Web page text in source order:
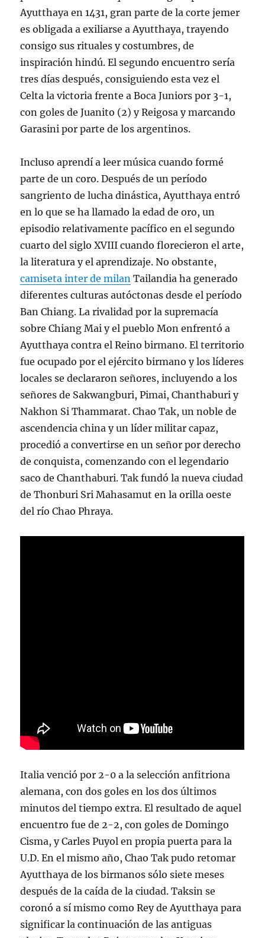
Ayutthaya en 1431, gran parte de la corte jemer
es obligada a exiliarse a Ayutthaya, trayendo
consigo sus rituales y costumbres, de
inspiración hindú. El segundo encuentro sería
tres días después, consiguiendo esta vez el
Celta la victoria frente a Boca Juniors por 3-1,
con goles de Juanito (2) y Reigosa y marcando
Garasini por parte de los argentinos.
Incluso aprendí a leer música cuando formé
parte de un coro. Después de un período
sangriento de lucha dinástica, Ayutthaya entró
en lo que se ha llamado la edad de oro, un
episodio relativamente pacífico en el segundo
cuarto del siglo XVIII cuando florecieron el arte,
la literatura y el aprendizaje. No obstante,
camiseta inter de milan Tailandia ha generado
diferentes culturas autóctonas desde el período
Ban Chiang. La rivalidad por la supremacía
sobre Chiang Mai y el pueblo Mon enfrentó a
Ayutthaya contra el Reino birmano. El territorio
fue ocupado por el ejército birmano y los líderes
locales se declararon señores, incluyendo a los
señores de Sakwangburi, Pimai, Chanthaburi y
Nakhon Si Thammarat. Chao Tak, un noble de
ascendencia china y un líder militar capaz,
procedió a convertirse en un señor por derecho
de conquista, comenzando con el legendario
saco de Chanthaburi. Tak fundó la nueva ciudad
de Thonburi Sri Mahasamut en la orilla oeste
del río Chao Phraya.
Italia venció por 2-0 a la selección anfitriona
alemana, con dos goles en los dos últimos
minutos del tiempo extra. El resultado de aquel
encuentro fue de 2-2, con goles de Domingo
Cisma, y Carles Puyol en propia puerta para la
U.D. En el mismo año, Chao Tak pudo retomar
Ayutthaya de los birmanos sólo siete meses
después de la caída de la ciudad. Taksin se
coronó a sí mismo como Rey de Ayutthaya para
significar la continuación de las antiguas